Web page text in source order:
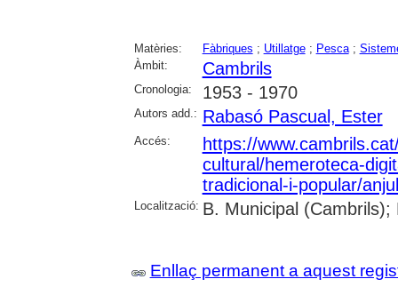
Matèries: Fàbriques ; Utillatge; Pesca;
Àmbit:
Cambrils
Cronologia: 1953 - 1970
Autors add.: Rabasó Pascual, Ester
Accés:
https://
cultural/hemeroteca-
tradicional-i-popular/
Localització: B. Municipal
Enllaç permanent a aquest